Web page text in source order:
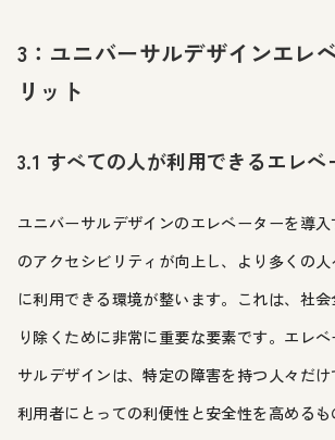
3：ユニバーサルデザインエレ
リット
3.1 すべての人が利用できるエレ
ユニバーサルデザインのエレベーターを導
のアクセシビリティが向上し、より多くの
に利用できる環境が整います。これは、社
り除くために非常に重要な要素です。エレ
サルデザインは、特定の障害を持つ人々だ
利用者にとっての利便性と安全性を高める